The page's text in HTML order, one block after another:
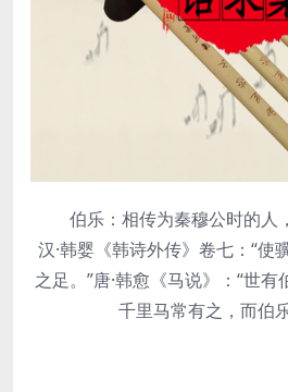
伯乐：相传为秦穆公时的人，
汉·韩婴《韩诗外传》卷七：“使
之足。”唐·韩愈《马说》：“世有
千里马常有之，而伯